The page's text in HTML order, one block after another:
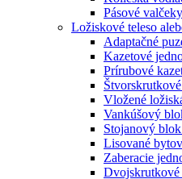
Pásové
Ložiskové teleso
Adaptačné
Kazetové
Prírubové
Vložené
Vankúšový
Stojanový
Lisované
Zaberacie